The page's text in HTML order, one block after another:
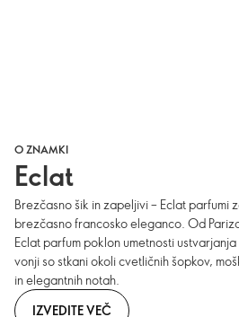
O ZNAMKI
Eclat
Brezčasno šik in zapeljivi – Eclat parfumi
brezčasno francosko eleganco. Od
Eclat parfum poklon umetnosti
vonji so stkani okoli cvetličnih šopkov,
in elegantnih notah.
IZVEDITE VEČ